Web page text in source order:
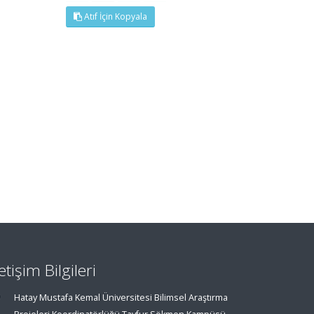
Atıf İçin Kopyala
Bilgileri
Hatay Mustafa Kemal Üniversitesi Bilimsel Araştırma